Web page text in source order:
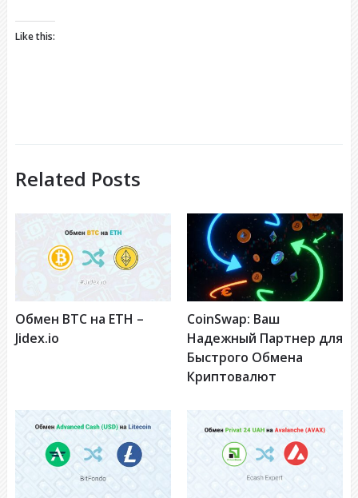
Like this:
Related Posts
Обмен BTC на ETH –
Jidex.io
CoinSwap: Ваш
Надежный Партнер для
Быстрого Обмена
Криптовалют